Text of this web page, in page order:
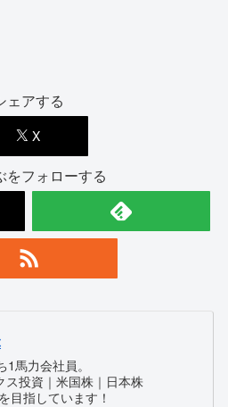
ェアする
X
をフォローする
馬力会社員。
ス投資｜米国株｜日本株
目指しています！